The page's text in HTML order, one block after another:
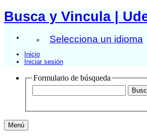
Busca y Vincula |
Selecciona un idioma
Inicio
Iniciar sesión
Formulario de búsqueda
Menú